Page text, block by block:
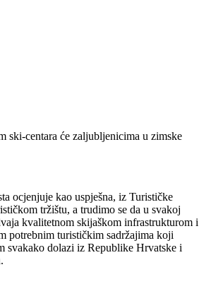
ski-centara će zaljubljenicima u zimske
ocjenjuje kao uspješna, iz Turističke
tržištu, a trudimo se da u svakoj
kvalitetnom skijaškom infrastrukturom i
potrebnim turističkim sadržajima koji
svakako dolazi iz Republike Hrvatske i